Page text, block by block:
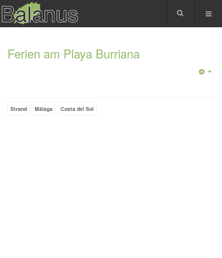
Ferien am Playa Burriana
Strand Málaga Costa del Sol